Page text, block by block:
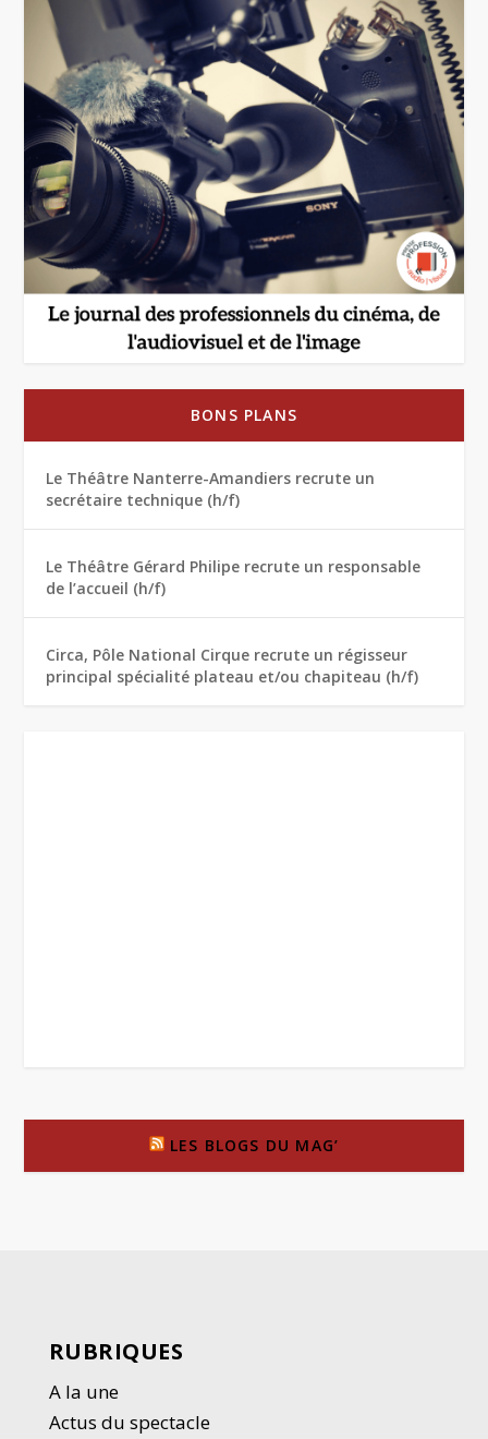
BONS PLANS
Le Théâtre Nanterre-Amandiers recrute un
secrétaire technique (h/f)
Le Théâtre Gérard Philipe recrute un responsable
de l’accueil (h/f)
Circa, Pôle National Cirque recrute un régisseur
principal spécialité plateau et/ou chapiteau (h/f)
LES BLOGS DU MAG’
RUBRIQUES
A la une
Actus du spectacle